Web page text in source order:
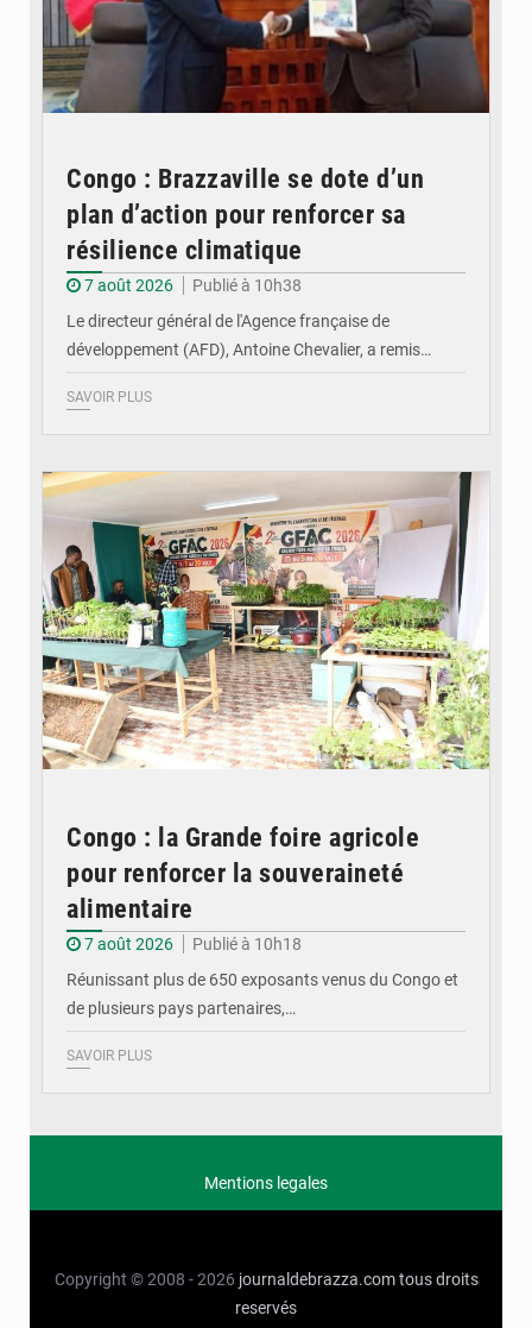
Congo : Brazzaville se dote d’un
plan d’action pour renforcer sa
résilience climatique
7 août 2026
Publié à 10h38
Le directeur général de l'Agence française de
développement (AFD), Antoine Chevalier, a remis…
SAVOIR PLUS
Congo : la Grande foire agricole
pour renforcer la souveraineté
alimentaire
7 août 2026
Publié à 10h18
Réunissant plus de 650 exposants venus du Congo et
de plusieurs pays partenaires,…
SAVOIR PLUS
Mentions legales
Copyright © 2008 - 2026 journaldebrazza.com tous droits
reservés